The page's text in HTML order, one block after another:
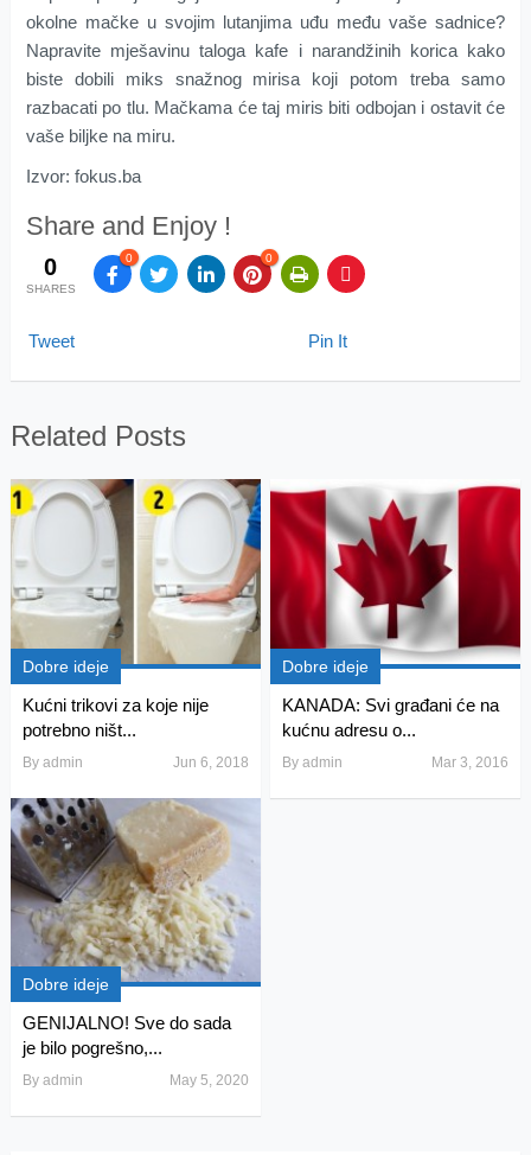
okolne mačke u svojim lutanjima uđu među vaše sadnice?
Napravite mješavinu taloga kafe i narandžinih korica kako
biste dobili miks snažnog mirisa koji potom treba samo
razbacati po tlu. Mačkama će taj miris biti odbojan i ostavit će
vaše biljke na miru.
Izvor: fokus.ba
Share and Enjoy !
0
SHARES
0 0
Tweet Pin It
Related Posts
Dobre ideje
Kućni trikovi za koje nije
potrebno ništ...
By admin Jun 6, 2018
Dobre ideje
KANADA: Svi građani će na
kućnu adresu o...
Byadmin Mar 3, 2016
Dobre ideje
GENIJALNO! Sve do sada
je bilo pogrešno,...
By admin May 5, 2020